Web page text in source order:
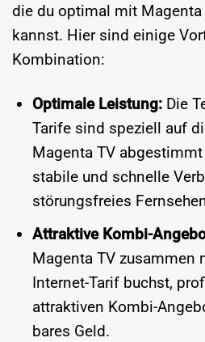
die du optimal mit
kannst. Hier sind einige
Kombination:
Optimale Leistung:Die
Tarife sind speziell auf
Magenta TV
stabile und schnelle
störungsfreies
Attraktive Kombi-
Magenta TV zusammen
Internet-Tarif buchst,
attraktiven Kombi-
bares Geld.